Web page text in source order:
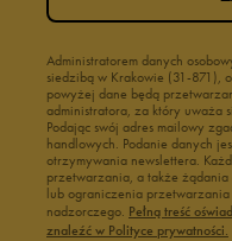
Administratorem danych
siedzibą w Krakowie (31-871),
powyżej dane będą
administratora, za który uważa
Podając swój adres mailowy
handlowych. Podanie danych
otrzymywania newslettera.
przetwarzania, a także żądania
lub ograniczenia
nadzorczego. Pełną treść
znaleźć w Polityce prywatności.